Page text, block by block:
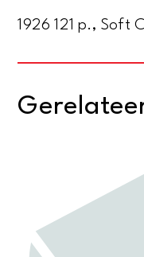
1926 121 p., Soft